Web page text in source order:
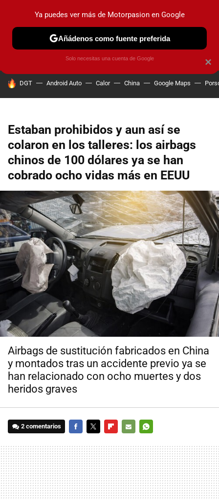
PRUEBAS COCHES ELÉCTRICOS OBSERVATORIO
HOY SE HABLA DE
DGT Android Auto Calor China Google Maps
Estaban prohibidos y aun así se
colaron en los talleres: los airbags
chinos de 100 dólares ya se han
cobrado ocho vidas más en EEUU
Airbags de sustitución fabricados en China
y montados tras un accidente previo ya se
han relacionado con ocho muertes y dos
heridos graves
2 comentarios
MAIL
×
Ya puedes ver más de Motorpasion en Google
Añádenos como fuente preferida
Solo necesitas una cuenta de Google